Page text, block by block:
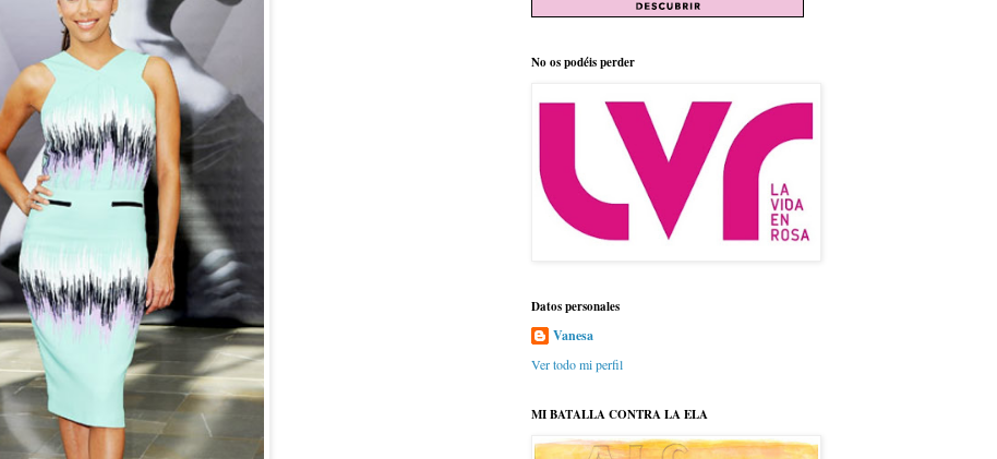
No os podéis perder
Datos personales
Vanesa
Ver todo mi perfil
MI BATALLA CONTRA LA ELA